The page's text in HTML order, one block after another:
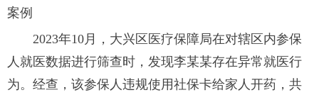
案例
2023年10月，大兴区医疗保障局在对辖区内参保
人就医数据进行筛查时，发现李某某存在异常就医行
为。经查，该参保人违规使用社保卡给家人开药，共